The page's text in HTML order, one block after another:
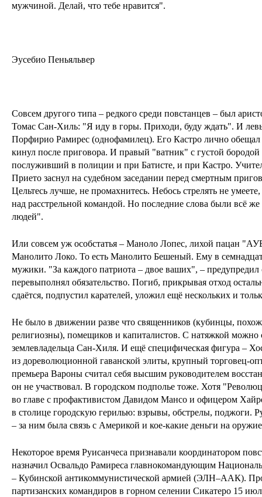
мужчиной. Делай, что тебе нравится".
Эусебио Пеньяльвер
Совсем другого типа – редкого среди повстанцев – был
Томас Сан-Хиль: "Я иду в горы. Приходи, буду ждать". И
Порфирио Рамирес (однофамилец). Его Кастро лично обещал
кинул после приговора. И правый "ватник" с густой
послуживший в полиции и при Батисте, и при Кастро.
Прието заснул на судебном заседании перед смертным
Цельтесь лучше, не промахнитесь. Небось стрелять не
над расстрельной командой. Но последние слова были всё
людей".
Или совсем уж особстатья – Маноло Лопес, лихой пацан
Манолито Локо. То есть Манолито Бешеный. Ему в
мужики. "За каждого патриота – двое ваших", – предупредил
перевыполнял обязательство. Погиб, прикрывая отход
сдаётся, подпустил карателей, уложил ещё нескольких и
Не было в движении разве что священников (кубинцы,
религиозны), помещиков и капиталистов. С натяжкой можно
землевладельца Сан-Хиля. И ещё специфическая фигура –
из дореволюционной гаванской элиты, крупный торговец-
премьера Вароны считал себя высшим руководителем
он не участвовал. В городском подполье тоже. Хотя
во главе с профактивистом Давидом Мансо и офицером
в столице городскую герилью: взрывы, обстрелы, поджоги.
– за ним была связь с Америкой и кое-какие деньги на
Некоторое время Руисанчеса признавали координатором
назначил Освальдо Рамиреса главнокомандующим
– Кубинской антикоммунистической армией (ЭЛН–ААК).
партизанских командиров в горном селении Сикатеро 15